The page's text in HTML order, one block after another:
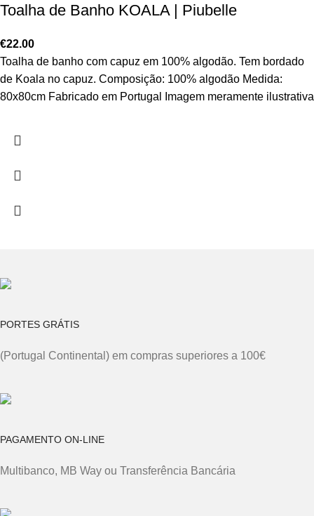
Toalha de Banho KOALA | Piubelle
€22.00
Toalha de banho com capuz em 100% algodão. Tem bordado
de Koala no capuz. Composição: 100% algodão Medida:
80x80cm Fabricado em Portugal Imagem meramente ilustrativa
PORTES GRÁTIS
(Portugal Continental) em compras superiores a 100€
PAGAMENTO ON-LINE
Multibanco, MB Way ou Transferência Bancária